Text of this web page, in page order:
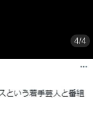
4/4